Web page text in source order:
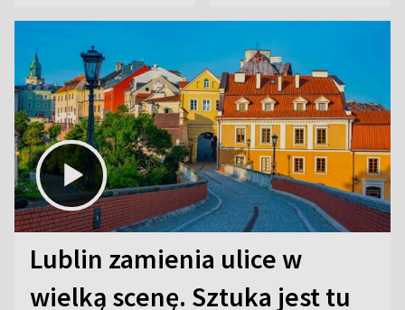
Lublin zamienia ulice w
wielką scenę. Sztuka jest tu